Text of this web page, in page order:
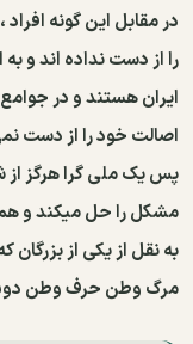
در مقابل این گونه
را از دست نداده اند و
ایران هستند و در
اصالت خود را از دست
پس یک ملی گرا هرگز
مشکل را حل میکند و
به نقل از یکی از بزرگان
مرگ وطن حرف وطن